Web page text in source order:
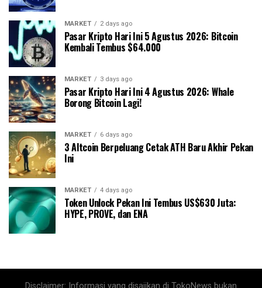
MARKET 2 days ago
Pasar Kripto Hari Ini 5 Agustus 2026: Bitcoin
Kembali Tembus $64.000
MARKET 3 days ago
Pasar Kripto Hari Ini 4 Agustus 2026: Whale
Borong Bitcoin Lagi!
MARKET 6 days ago
3 Altcoin Berpeluang Cetak ATH Baru Akhir Pekan
Ini
MARKET 4 days ago
Token Unlock Pekan Ini Tembus US$630 Juta:
HYPE, PROVE, dan ENA
Disclaimer: Informasi yang disajikan di TokoNews bukan